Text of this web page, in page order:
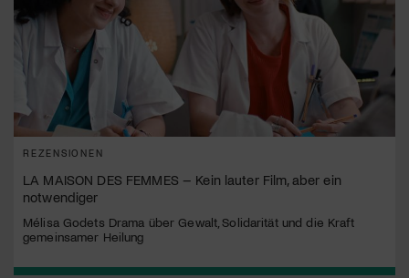
REZENSIONEN
LA MAISON DES FEMMES – Kein lauter Film, aber ein
notwendiger
Mélisa Godets Drama über Gewalt, Solidarität und die Kraft
gemeinsamer Heilung